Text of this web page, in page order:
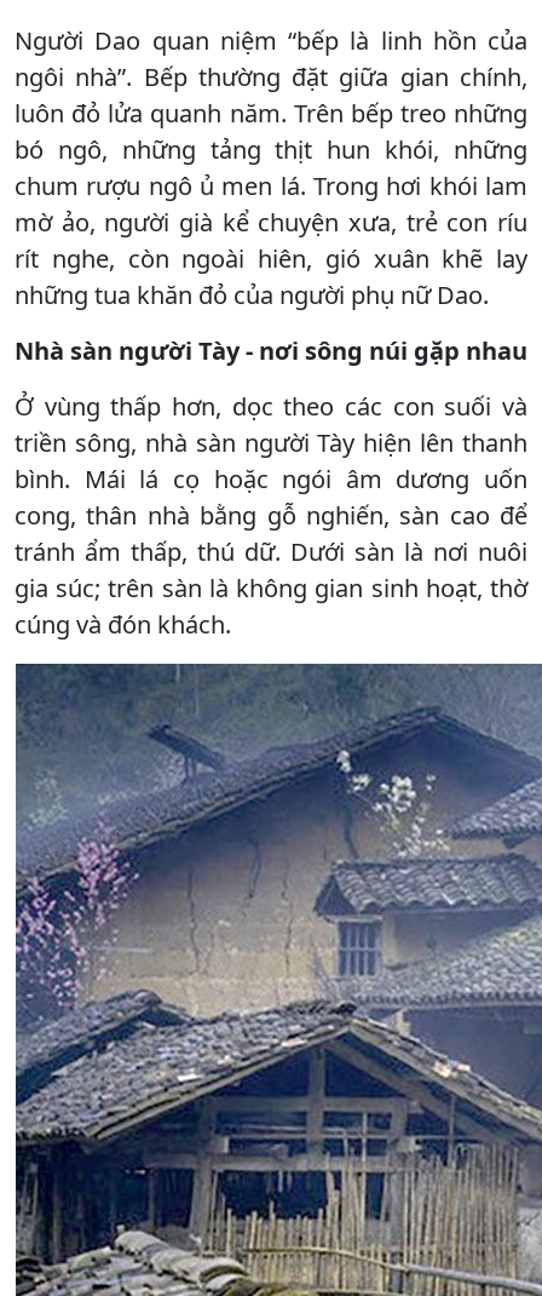
Người Dao quan niệm “bếp là linh hồn của
ngôi nhà”. Bếp thường đặt giữa gian chính,
luôn đỏ lửa quanh năm. Trên bếp treo những
bó ngô, những tảng thịt hun khói, những
chum rượu ngô ủ men lá. Trong hơi khói lam
mờ ảo, người già kể chuyện xưa, trẻ con ríu
rít nghe, còn ngoài hiên, gió xuân khẽ lay
những tua khăn đỏ của người phụ nữ Dao.
Nhà sàn người Tày - nơi sông núi gặp nhau
Ở vùng thấp hơn, dọc theo các con suối và
triền sông, nhà sàn người Tày hiện lên thanh
bình. Mái lá cọ hoặc ngói âm dương uốn
cong, thân nhà bằng gỗ nghiến, sàn cao để
tránh ẩm thấp, thú dữ. Dưới sàn là nơi nuôi
gia súc; trên sàn là không gian sinh hoạt, thờ
cúng và đón khách.